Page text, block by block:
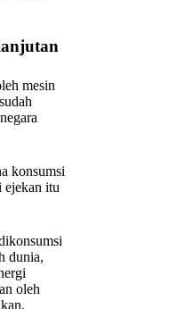
mesin
konsumsi
ejekan itu
dunia,
oleh